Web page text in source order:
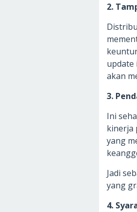
2.
update
akan
3.
Ini
kinerja
yang
Jadi
yang
4.